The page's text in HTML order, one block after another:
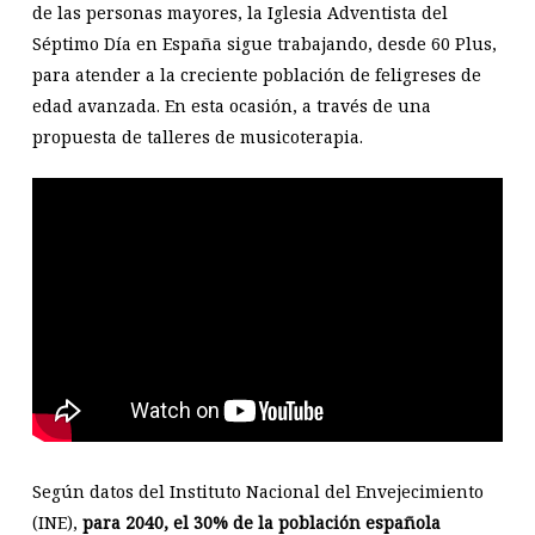
de las personas mayores, la Iglesia Adventista del
Séptimo Día en España sigue trabajando, desde 60 Plus,
para atender a la creciente población de feligreses de
edad avanzada. En esta ocasión, a través de una
propuesta de talleres de musicoterapia.
Según datos del Instituto Nacional del Envejecimiento
(INE), para 2040, el 30% de la población española